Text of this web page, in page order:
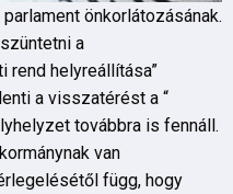
önkorlátozásának.
a
rend helyreállítása”
a visszatérést a “
továbbra is fennáll.
van
függ, hogy